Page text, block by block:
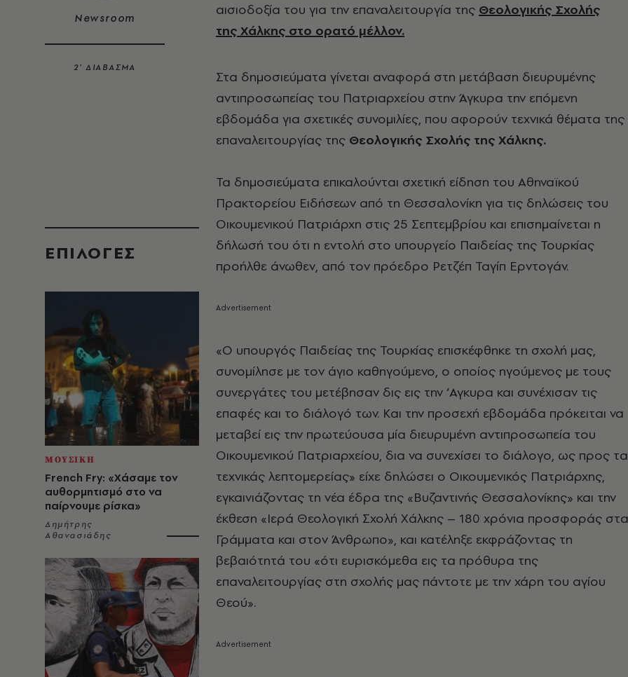
Newsroom
2’ ΔΙΑΒΑΣΜΑ
EΠΙΛΟΓΈΣ
ΜΟΥΣΙΚΗ
French Fry: «Χάσαμε τον
αυθορμητισμό στο να
παίρνουμε ρίσκα»
Δημήτρης
Αθανασιάδης
αισιοδοξία του για την επαναλειτουργία της Θεολογικής Σχολής
της Χάλκης στο ορατό μέλλον.
Στα δημοσιεύματα γίνεται αναφορά στη μετάβαση διευρυμένης
αντιπροσωπείας του Πατριαρχείου στην Άγκυρα την επόμενη
εβδομάδα για σχετικές συνομιλίες, που αφορούν τεχνικά θέματα της
επαναλειτουργίας της Θεολογικής Σχολής της Χάλκης.
Τα δημοσιεύματα επικαλούνται σχετική είδηση του Αθηναϊκού
Πρακτορείου Ειδήσεων από τη Θεσσαλονίκη για τις δηλώσεις του
Οικουμενικού Πατριάρχη στις 25 Σεπτεμβρίου και επισημαίνεται η
δήλωσή του ότι η εντολή στο υπουργείο Παιδείας της Τουρκίας
προήλθε άνωθεν, από τον πρόεδρο Ρετζέπ Ταγίπ Ερντογάν.
«Ο υπουργός Παιδείας της Τουρκίας επισκέφθηκε τη σχολή μας,
συνομίλησε με τον άγιο καθηγούμενο, ο οποίος ηγούμενος με τους
συνεργάτες του μετέβησαν δις εις την ‘Αγκυρα και συνέχισαν τις
επαφές και το διάλογό των. Και την προσεχή εβδομάδα πρόκειται να
μεταβεί εις την πρωτεύουσα μία διευρυμένη αντιπροσωπεία του
Οικουμενικού Πατριαρχείου, δια να συνεχίσει το διάλογο, ως προς τα
τεχνικάς λεπτομερείας» είχε δηλώσει ο Οικουμενικός Πατριάρχης,
εγκαινιάζοντας τη νέα έδρα της «Βυζαντινής Θεσσαλονίκης» και την
έκθεση «Ιερά Θεολογική Σχολή Χάλκης – 180 χρόνια προσφοράς στα
Γράμματα και στον Άνθρωπο», και κατέληξε εκφράζοντας τη
βεβαιότητά του «ότι ευρισκόμεθα εις τα πρόθυρα της
επαναλειτουργίας στη σχολής μας πάντοτε με την χάρη του αγίου
Θεού».